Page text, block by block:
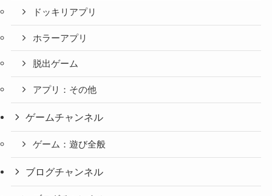
ドッキリアプリ
ホラーアプリ
脱出ゲーム
アプリ：その他
ゲームチャンネル
ゲーム：遊び全般
ブログチャンネル